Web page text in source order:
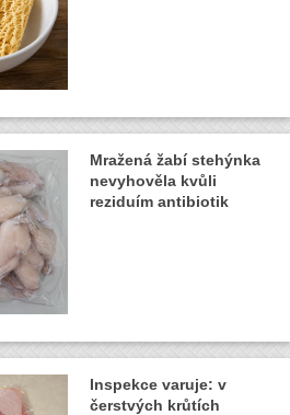
Mražená žabí stehýnka
nevyhověla kvůli
reziduím antibiotik
Inspekce varuje: v
čerstvých krůtích